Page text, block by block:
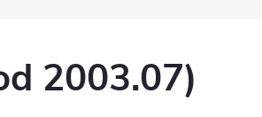
2003.07)